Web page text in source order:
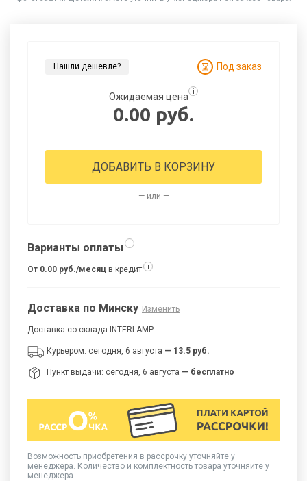
Нашли дешевле? Под заказ
Ожидаемая цена i
0.00 руб.
ДОБАВИТЬ В КОРЗИНУ
— или —
Варианты оплаты i
От 0.00 руб./месяц в кредит i
Доставка по Минску Изменить
Доставка со склада INTERLAMP
Курьером: сегодня, 6 августа — 13.5 руб.
Пункт выдачи: сегодня, 6 августа — бесплатно
Возможность приобретения в рассрочку уточняйте у
менеджера. Количество и комплектность товара уточняйте у
менеджера.